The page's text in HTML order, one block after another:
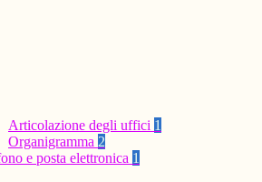
Articolazione degli uffici 1
Organigramma 2
e posta elettronica 1